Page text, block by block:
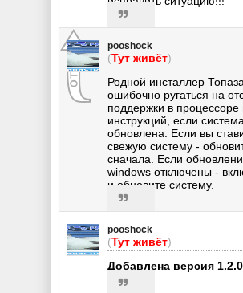
pooshock
(Тут живёт)
Родной инсталлер
ошибочно ругаться на
поддержки в
инструкций, если
обновлена. Если вы
свежую систему -
сначала. Если
windows отключены -
и обновите систему.
pooshock
(Тут живёт)
Добавлена версия 1.2.0